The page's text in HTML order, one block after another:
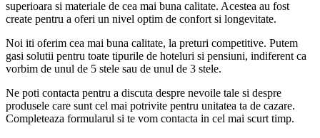
superioara si materiale de cea mai buna calitate. Acestea au fost
create pentru a oferi un nivel optim de confort si longevitate.
Noi iti oferim cea mai buna calitate, la preturi competitive. Putem
gasi solutii pentru toate tipurile de hoteluri si pensiuni, indiferent ca
vorbim de unul de 5 stele sau de unul de 3 stele.
Ne poti contacta pentru a discuta despre nevoile tale si despre
produsele care sunt cel mai potrivite pentru unitatea ta de cazare.
Completeaza formularul si te vom contacta in cel mai scurt timp.